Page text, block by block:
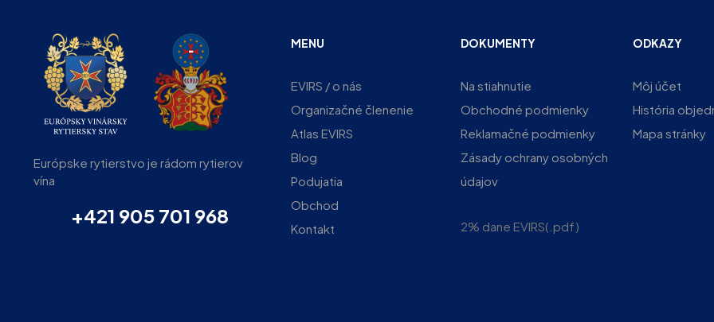
Európske rytierstvo je rádom rytierov
vína
+421 905 701 968
MENU
EVIRS / o nás
Organizačné členenie
Atlas EVIRS
Blog
Podujatia
Obchod
Kontakt
DOKUMENTY
Na stiahnutie
Obchodné podmienky
Reklamačné podmienky
Zásady ochrany osobných
údajov
2% dane EVIRS(.pdf)
ODKAZY
Môj účet
História
Mapa stránky